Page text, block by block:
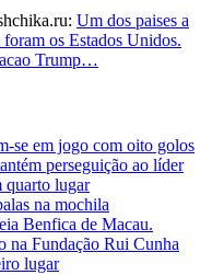
Um dos paises a
os Estados Unidos.
Trump…
se em jogo com oito golos
perseguição ao líder
quarto lugar
na mochila
Benfica de Macau.
na Fundação Rui Cunha
lugar